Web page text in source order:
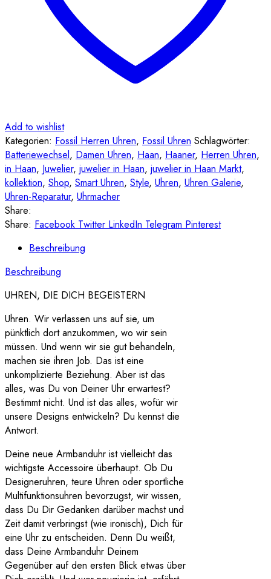
Add to wishlist
Kategorien: Fossil Herren Uhren, Fossil Uhren Schlagwörter:
Batteriewechsel, Damen Uhren, Haan, Haaner, Herren Uhren,
in Haan, Juwelier, juwelier in Haan, juwelier in Haan Markt,
kollektion, Shop, Smart Uhren, Style, Uhren, Uhren Galerie,
Uhren-Reparatur, Uhrmacher
Share:
Share: Facebook Twitter LinkedIn Telegram Pinterest
Beschreibung
Beschreibung
UHREN, DIE DICH BEGEISTERN
Uhren. Wir verlassen uns auf sie, um
pünktlich dort anzukommen, wo wir sein
müssen. Und wenn wir sie gut behandeln,
machen sie ihren Job. Das ist eine
unkomplizierte Beziehung. Aber ist das
alles, was Du von Deiner Uhr erwartest?
Bestimmt nicht. Und ist das alles, wofür wir
unsere Designs entwickeln? Du kennst die
Antwort.
Deine neue Armbanduhr ist vielleicht das
wichtigste Accessoire überhaupt. Ob Du
Designeruhren, teure Uhren oder sportliche
Multifunktionsuhren bevorzugst, wir wissen,
dass Du Dir Gedanken darüber machst und
Zeit damit verbringst (wie ironisch), Dich für
eine Uhr zu entscheiden. Denn Du weißt,
dass Deine Armbanduhr Deinem
Gegenüber auf den ersten Blick etwas über